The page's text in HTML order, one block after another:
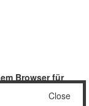
Browser für
Close